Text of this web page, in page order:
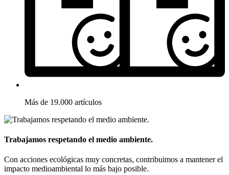
Más de 19.000 artículos
Trabajamos respetando el medio ambiente.
Con acciones ecológicas muy concretas, contribuimos a mantener el
impacto medioambiental lo más bajo posible.